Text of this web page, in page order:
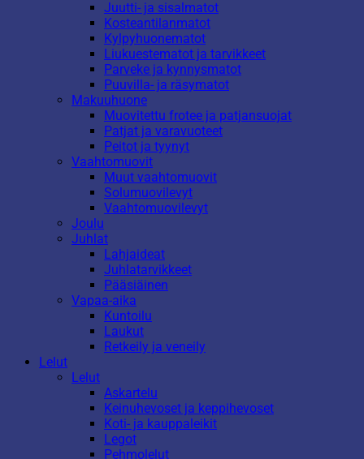
Juutti- ja sisalmatot
Kosteantilanmatot
Kylpyhuonematot
Liukuestematot ja tarvikkeet
Parveke ja kynnysmatot
Puuvilla- ja räsymatot
Makuuhuone
Muovitettu frotee ja patjansuojat
Patjat ja varavuoteet
Peitot ja tyynyt
Vaahtomuovit
Muut vaahtomuovit
Solumuovilevyt
Vaahtomuovilevyt
Joulu
Juhlat
Lahjaideat
Juhlatarvikkeet
Pääsiäinen
Vapaa-aika
Kuntoilu
Laukut
Retkeily ja veneily
Lelut
Lelut
Askartelu
Keinuhevoset ja keppihevoset
Koti- ja kauppaleikit
Legot
Pehmolelut